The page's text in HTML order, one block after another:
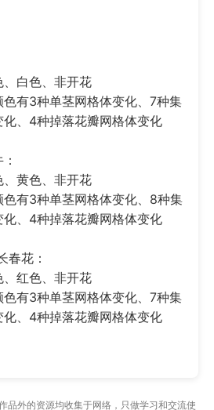
、白色、非开花
色有3种单茎网格体变化、7种集
化、4种掉落花瓣网格体变化
、黄色、非开花
色有3种单茎网格体变化、8种集
化、4种掉落花瓣网格体变化
春花：
、红色、非开花
色有3种单茎网格体变化、7种集
化、4种掉落花瓣网格体变化
外的资源均收集于网络，只做学习和交流使